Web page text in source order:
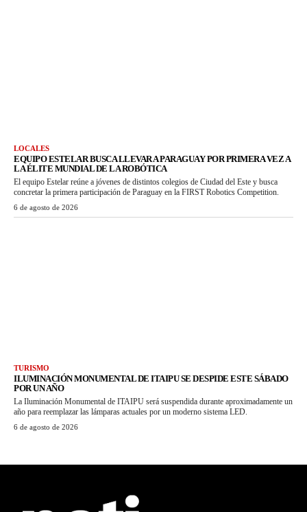
LOCALES
EQUIPO ESTELAR BUSCA LLEVAR A PARAGUAY POR PRIMERA VEZ A
LA ÉLITE MUNDIAL DE LA ROBÓTICA
El equipo Estelar reúne a jóvenes de distintos colegios de Ciudad del Este y busca
concretar la primera participación de Paraguay en la FIRST Robotics Competition.
6 de agosto de 2026
TURISMO
ILUMINACIÓN MONUMENTAL DE ITAIPU SE DESPIDE ESTE SÁBADO
POR UN AÑO
La Iluminación Monumental de ITAIPU será suspendida durante aproximadamente un
año para reemplazar las lámparas actuales por un moderno sistema LED.
6 de agosto de 2026